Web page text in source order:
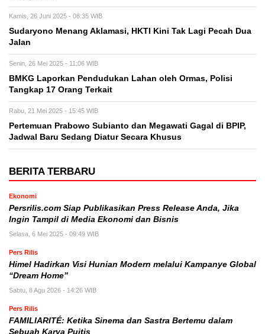
Kamis, 26 Juni 2025 - 08:35 WIB
Sudaryono Menang Aklamasi, HKTI Kini Tak Lagi Pecah Dua
Jalan
Senin, 26 Mei 2025 - 11:06 WIB
BMKG Laporkan Pendudukan Lahan oleh Ormas, Polisi
Tangkap 17 Orang Terkait
Rabu, 21 Mei 2025 - 15:45 WIB
Pertemuan Prabowo Subianto dan Megawati Gagal di BPIP,
Jadwal Baru Sedang Diatur Secara Khusus
BERITA TERBARU
Ekonomi
Persrilis.com Siap Publikasikan Press Release Anda, Jika
Ingin Tampil di Media Ekonomi dan Bisnis
Selasa, 6 Mei 2025 - 09:49 WIB
Pers Rilis
Himel Hadirkan Visi Hunian Modern melalui Kampanye Global
“Dream Home”
Sabtu, 8 Agu 2026 - 14:26 WIB
Pers Rilis
FAMILIARITÉ: Ketika Sinema dan Sastra Bertemu dalam
Sebuah Karya Puitis